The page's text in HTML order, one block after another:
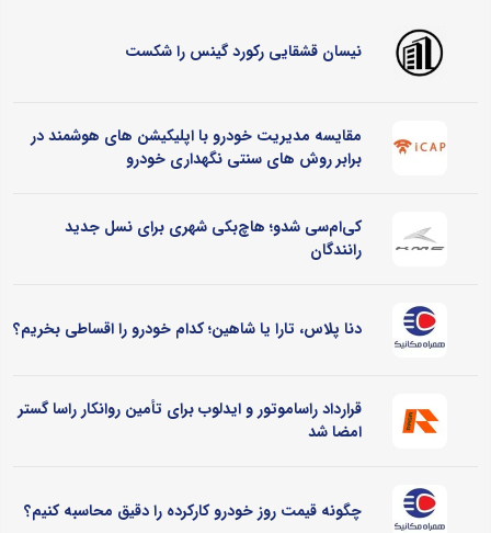
نیسان قشقایی رکورد گینس را شکست
مقایسه مدیریت خودرو با اپلیکیشن های هوشمند در
برابر روش های سنتی نگهداری خودرو
کی‌ام‌سی شدو؛ هاچ‌بکی شهری برای نسل جدید
رانندگان
دنا پلاس، تارا یا شاهین؛ کدام خودرو را اقساطی بخریم؟
قرارداد راساموتور و ایدلوب برای تأمین روانکار راسا گستر
امضا شد
چگونه قیمت روز خودرو کارکرده را دقیق محاسبه کنیم؟